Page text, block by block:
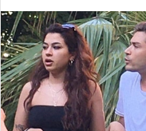
r
e
-
p
o
s